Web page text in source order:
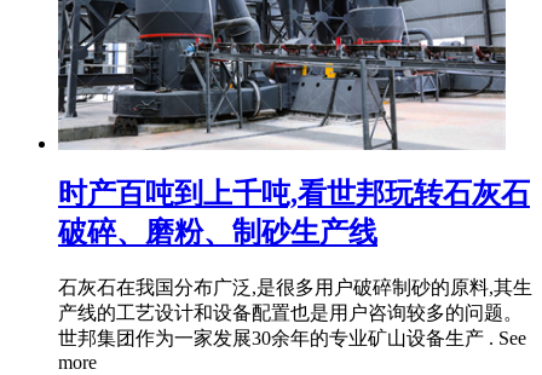
时产百吨到上千吨,看世邦玩转石灰石
破碎、磨粉、制砂生产线
石灰石在我国分布广泛,是很多用户破碎制砂的原料,其生
产线的工艺设计和设备配置也是用户咨询较多的问题。
世邦集团作为一家发展30余年的专业矿山设备生产 . See
more